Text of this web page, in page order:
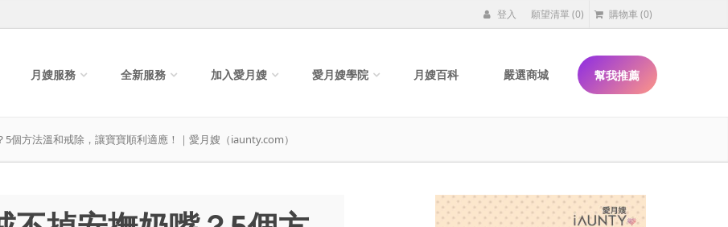
登入 願望清單(0) 購物車 (0)
月嫂服務 全新服務 加入愛月嫂 愛月嫂學院 月嫂百科 嚴選商城 幫我推薦
5個方法溫和戒除，讓寶寶順利適應！｜愛月嫂（iaunty.com）